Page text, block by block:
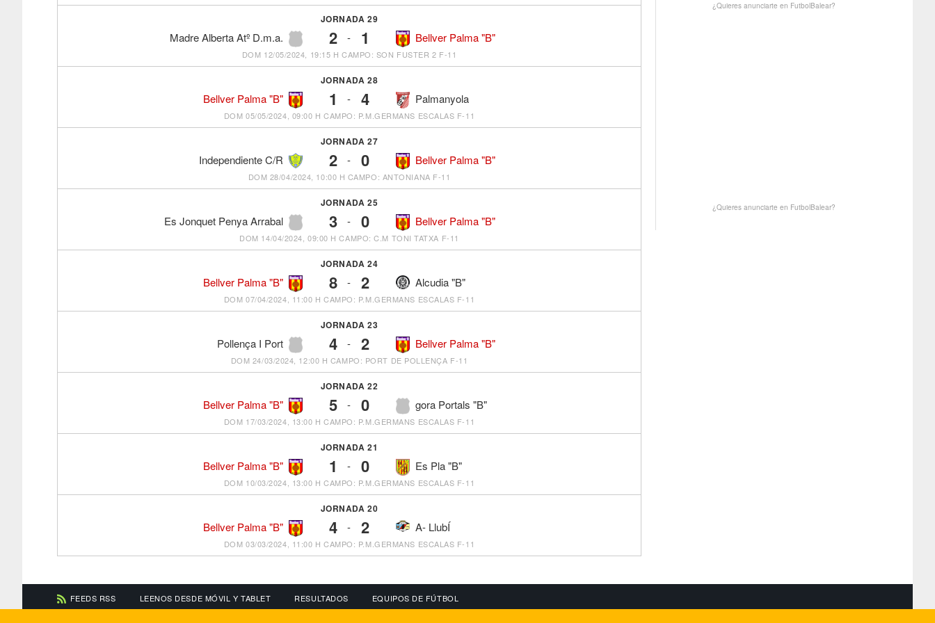
JORNADA 29
Madre Alberta Atº D.m.a. 2 - Bellver Palma "B"
1
DOM 12/05/2024, 19:15 H CAMPO: SON FUSTER 2 F-11
JORNADA 28
Bellver Palma "B" 1 - Palmanyola
4
DOM 05/05/2024, 09:00 H CAMPO: P.M.GERMANS ESCALAS F-11
JORNADA 27
Independiente C/R 2 - Bellver Palma "B"
0
DOM 28/04/2024, 10:00 H CAMPO: ANTONIANA F-11
JORNADA 25
Es Jonquet Penya Arrabal 3 - Bellver Palma "B"
0
DOM 14/04/2024, 09:00 H CAMPO: C.M TONI TATXA F-11
JORNADA 24
Bellver Palma "B" 8 - Alcudia "B"
2
DOM 07/04/2024, 11:00 H CAMPO: P.M.GERMANS ESCALAS F-11
JORNADA 23
Pollença I Port 4 - Bellver Palma "B"
2
DOM 24/03/2024, 12:00 H CAMPO: PORT DE POLLENÇA F-11
JORNADA 22
Bellver Palma "B" 5 - gora Portals "B"
0
DOM 17/03/2024, 13:00 H CAMPO: P.M.GERMANS ESCALAS F-11
JORNADA 21
Bellver Palma "B" 1 - Es Pla "B"
0
DOM 10/03/2024, 13:00 H CAMPO: P.M.GERMANS ESCALAS F-11
JORNADA 20
Bellver Palma "B" 4 - A- LlubÍ
2
DOM 03/03/2024, 11:00 H CAMPO: P.M.GERMANS ESCALAS F-11
¿Quieres anunciarte en FutbolBalear?
¿Quieres anunciarte en FutbolBalear?
FEEDS RSS LEENOS DESDE MÓVIL Y TABLET RESULTADOS EQUIPOS DE FÚTBOL